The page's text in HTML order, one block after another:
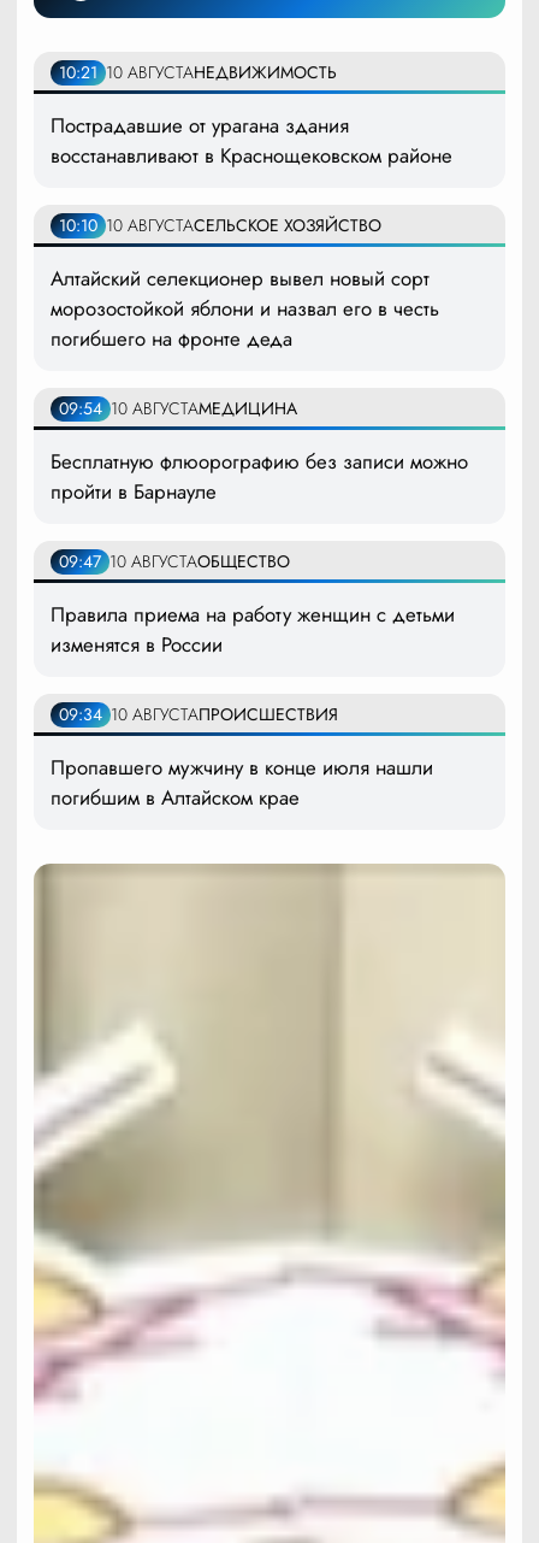
10:21 10 АВГУСТАНЕДВИЖИМОСТЬ
Пострадавшие от урагана здания
восстанавливают в Краснощековском районе
10:10 10 АВГУСТАСЕЛЬСКОЕ ХОЗЯЙСТВО
Алтайский селекционер вывел новый сорт
морозостойкой яблони и назвал его в честь
погибшего на фронте деда
09:54 10 АВГУСТАМЕДИЦИНА
Бесплатную флюорографию без записи можно
пройти в Барнауле
09:47 10 АВГУСТАОБЩЕСТВО
Правила приема на работу женщин с детьми
изменятся в России
09:34 10 АВГУСТАПРОИСШЕСТВИЯ
Пропавшего мужчину в конце июля нашли
погибшим в Алтайском крае